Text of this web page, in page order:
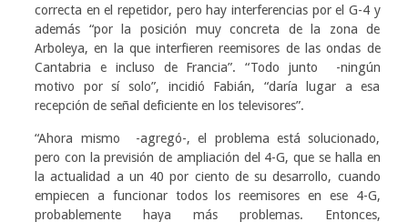
correcta en el repetidor, pero hay interferencias por el G-4 y
además “por la posición muy concreta de la zona de
Arboleya, en la que interfieren reemisores de las ondas de
Cantabria e incluso de Francia”. “Todo junto -ningún
motivo por sí solo”, incidió Fabián, “daría lugar a esa
recepción de señal deficiente en los televisores”.
“Ahora mismo -agregó-, el problema está solucionado,
pero con la previsión de ampliación del 4-G, que se halla en
la actualidad a un 40 por ciento de su desarrollo, cuando
empiecen a funcionar todos los reemisores en ese 4-G,
probablemente haya más problemas. Entonces,